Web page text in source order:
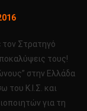
Στρατηγό
τους!
στην Ελλάδα
του Κ.Ι.Σ. και
για τη